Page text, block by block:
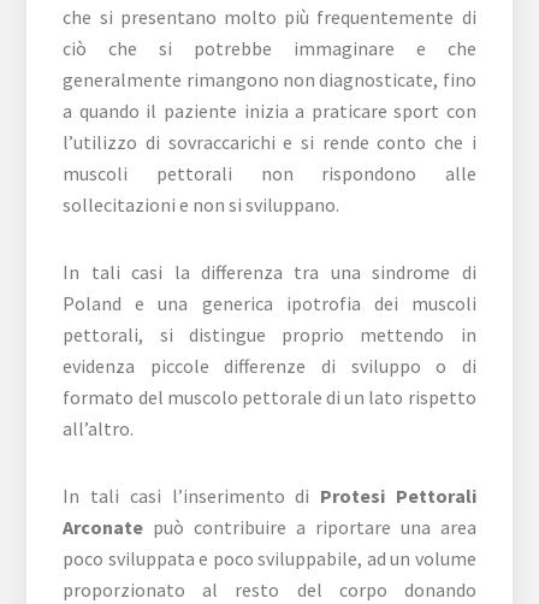
che si presentano molto più frequentemente di
ciò che si potrebbe immaginare e che
generalmente rimangono non diagnosticate, fino
a quando il paziente inizia a praticare sport con
l’utilizzo di sovraccarichi e si rende conto che i
muscoli pettorali non rispondono alle
sollecitazioni e non si sviluppano.
In tali casi la differenza tra una sindrome di
Poland e una generica ipotrofia dei muscoli
pettorali, si distingue proprio mettendo in
evidenza piccole differenze di sviluppo o di
formato del muscolo pettorale di un lato rispetto
all’altro.
In tali casi l’inserimento di Protesi Pettorali
Arconate può contribuire a riportare una area
poco sviluppata e poco sviluppabile, ad un volume
proporzionato al resto del corpo donando